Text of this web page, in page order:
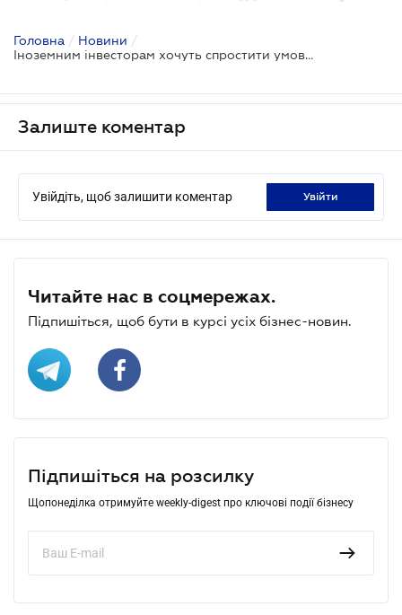
Головна / Новини /
Іноземним інвесторам хочуть спростити умови ведення бізнесу
Залиште коментар
Увійдіть, щоб залишити коментар увійти
Читайте нас в соцмережах.
Підпишіться, щоб бути в курсі усіх бізнес-новин.
Підпишіться на розсилку
Щопонеділка отримуйте weekly-digest про ключові події бізнесу